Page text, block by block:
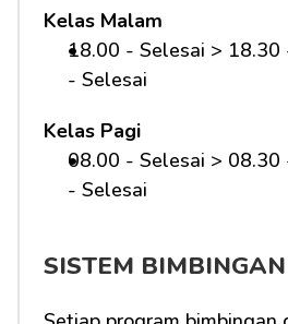
Kelas Malam
18.00 - Selesai > 18.30
- Selesai
Kelas Pagi
08.00 - Selesai > 08.30
- Selesai
SISTEM BIMBINGAN